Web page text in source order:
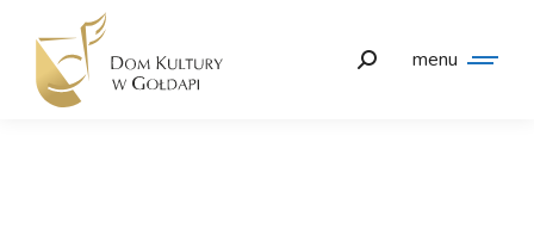
menu